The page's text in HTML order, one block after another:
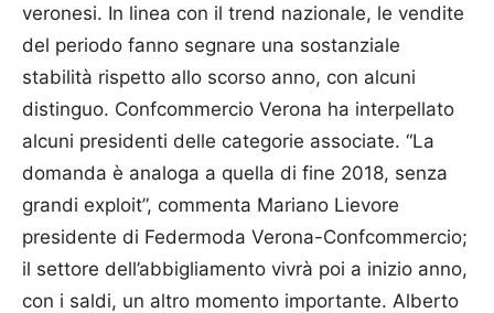
veronesi. In linea con il trend nazionale, le vendite
del periodo fanno segnare una sostanziale
stabilità rispetto allo scorso anno, con alcuni
distinguo. Conf­commercio Verona ha interpellato
alcuni presidenti delle categorie associate. “La
domanda è analoga a quella di fine 2018, senza
grandi exploit”, commenta Mariano Lievore
presidente di Feder­moda Verona-Conf­com­mercio;
il settore dell’abbigliamento vivrà poi a inizio anno,
con i saldi, un altro momento importante. Alberto